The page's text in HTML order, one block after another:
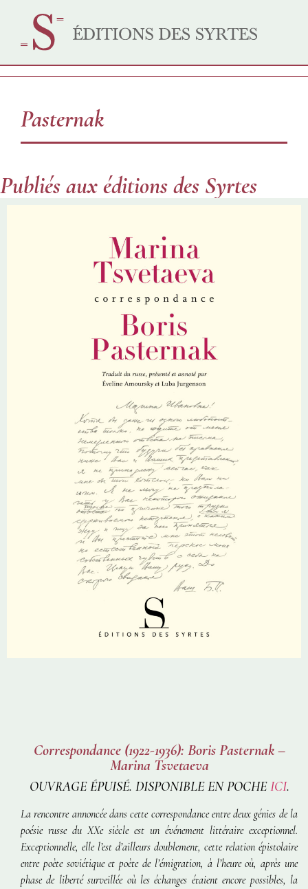
Pasternak
Publiés aux éditions des Syrtes
Correspondance (1922-1936): Boris Pasternak –
Marina Tsvetaeva
OUVRAGE ÉPUISÉ. DISPONIBLE EN POCHEICI.
La rencontre annoncée dans cette correspondance entre deux génies de la
poésie russe du XXe siècle est un événement littéraire exceptionnel.
Exceptionnelle, elle l’est d’ailleurs doublement, cette relation épistolaire
entre poète soviétique et poète de l’émigration, à l’heure où, après une
phase de liberté surveillée où les échanges étaient encore possibles, la